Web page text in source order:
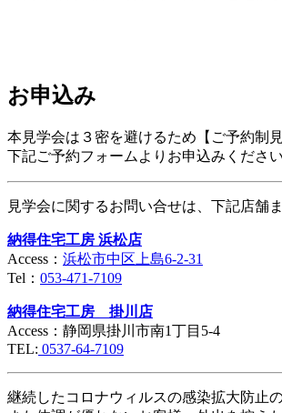
お申込み
本見学会は３密を避けるため【ご予約制
下記ご予約フォームよりお申込みください
見学会に関するお問い合せは、下記店舗
納得住宅工房 浜松店
Access： 浜松市中区上島6-2-31
Tel： 053-471-7109
納得住宅工房 掛川店
Access：静岡県掛川市南1丁目5-4
TEL: 0537-64-7109
継続したコロナウィルスの感染拡大防止